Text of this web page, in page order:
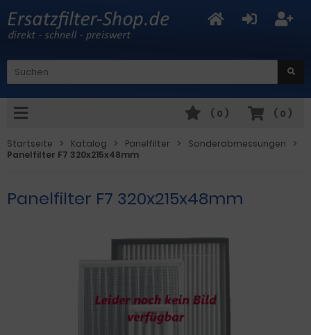
( 0 )
( 0 )
Startseite Katalog Panelfilter
Sonderabmessungen
Panelfilter F7 320x215x48mm
Panelfilter F7 320x215x48mm